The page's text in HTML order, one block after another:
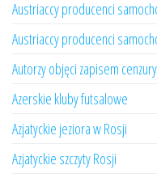
Austriaccy producenci
Austriaccy producenci
Autorzy objęci zapisem
Azerskie kluby futsalowe
Azjatyckie jeziora w Rosji
Azjatyckie szczyty Rosji